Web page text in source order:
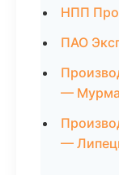
НПП
ПАО
—
—